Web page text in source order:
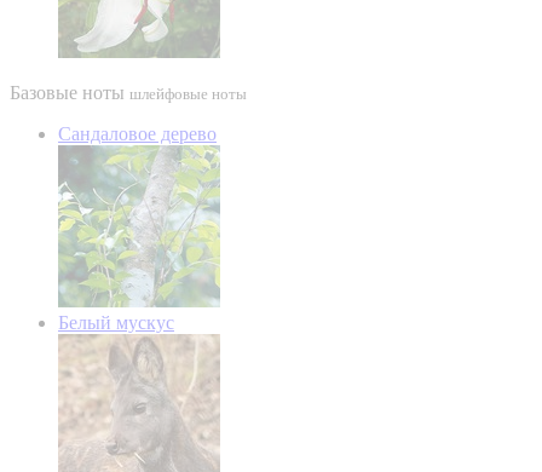
Базовые ноты шлейфовые ноты
Сандаловое дерево
Белый мускус